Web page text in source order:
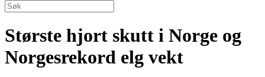
Største hjort skutt i Norge og
Norgesrekord elg vekt